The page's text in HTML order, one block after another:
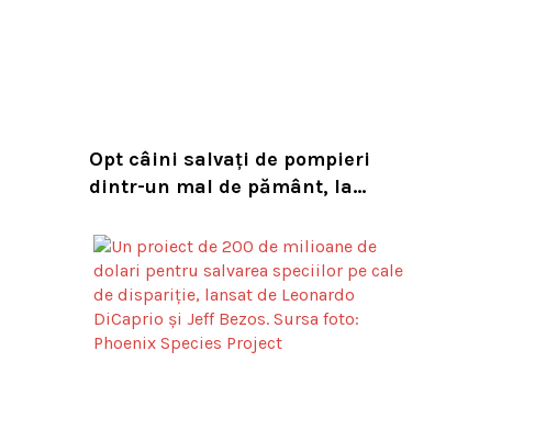
Opt câini salvați de pompieri
dintr-un mal de pământ, la
în timpul unor lucrări VIDEO